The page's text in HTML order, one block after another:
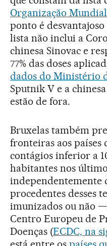
Organização Mundial
ponto é
lista não inclui a
chinesa Sinovac e
77% das doses
dados do Ministério
Sputnik V e a
estão de fora.
Bruxelas também
fronteiras aos países
contágios inferior a
habitantes nos
independentemente
procedentes desses
imunizados ou não
Centro Europeu de
Doenças (ECDC, na